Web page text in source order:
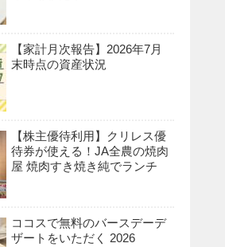
【家計月次報告】2026年7月
末時点の資産状況
【株主優待利用】クリレス優
待券が使える！JA全農の焼肉
屋 焼肉すき焼き純でランチ
ココスで無料のバースデーデ
ザートをいただく 2026